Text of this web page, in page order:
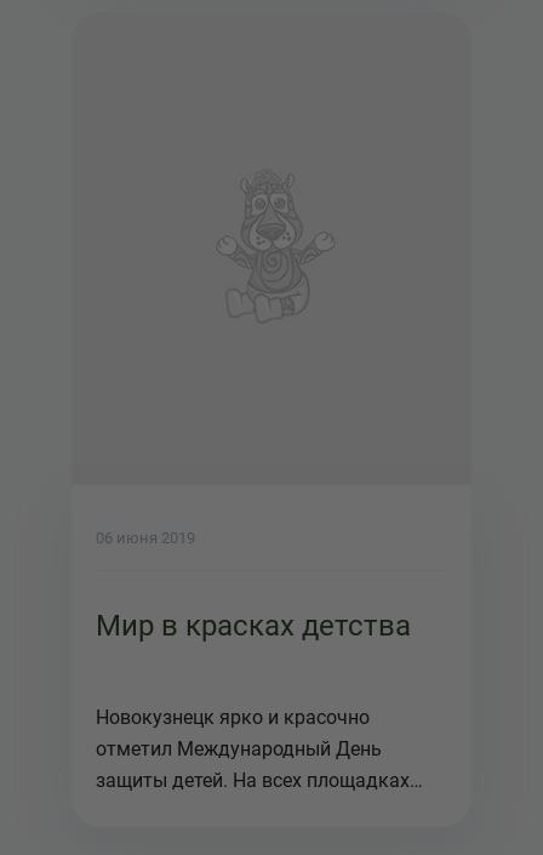
06 июня 2019
Мир в красках детства
Новокузнецк ярко и красочно
отметил Международный День
защиты детей. На всех площадках